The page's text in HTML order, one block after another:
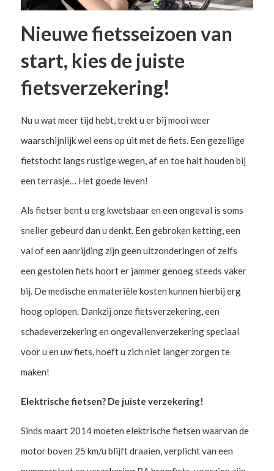
Nieuwe fietsseizoen van
start, kies de juiste
fietsverzekering!
Nu u wat meer tijd hebt, trekt u er bij mooi weer
waarschijnlijk wel eens op uit met de fiets. Een gezellige
fietstocht langs rustige wegen, af en toe halt houden bij
een terrasje… Het goede leven!
Als fietser bent u erg kwetsbaar en een ongeval is soms
sneller gebeurd dan u denkt. Een gebroken ketting, een
val of een aanrijding zijn geen uitzonderingen of zelfs
een gestolen fiets hoort er jammer genoeg steeds vaker
bij. De medische en materiële kosten kunnen hierbij erg
hoog oplopen. Dankzij onze fietsverzekering, een
schadeverzekering en ongevallenverzekering speciaal
voor u en uw fiets, hoeft u zich niet langer zorgen te
maken!
Elektrische fietsen? De juiste verzekering!
Sinds maart 2014 moeten elektrische fietsen waarvan de
motor boven 25 km/u blijft draaien, verplicht van een